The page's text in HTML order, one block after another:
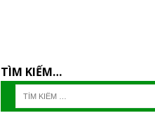
TÌM KIẾM…